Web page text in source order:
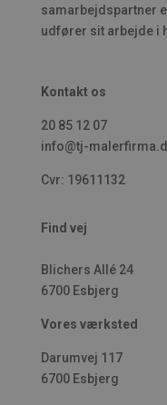
samarbejdspartner
udfører sit arbejde i
Kontakt os
20 85 12 07
info@tj-
Cvr: 19611132
Find vej
Blichers Allé 24
6700 Esbjerg
Vores værksted
Darumvej 117
6700 Esbjerg